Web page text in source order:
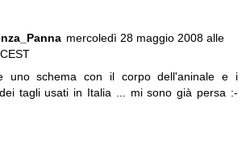
mercoledì 28 maggio 2008 alle
uno schema con il corpo dell'aninale e i
tagli usati in Italia ... mi sono già persa :-